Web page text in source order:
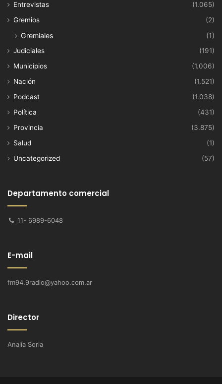
Entrevistas
(1.065)
Gremios
(2)
Gremiales (1)
Judiciales
(191)
Municipios
(1.006)
Nación
(1.521)
Podcast
(1.038)
Política
(431)
Provincia
(3.875)
Salud
(1)
Uncategorized
(57)
Departamento comercial
11- 6989-6048
E-mail
fm94.9radio@yahoo.com.ar
Director
Analía Soria